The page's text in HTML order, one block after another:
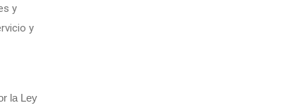
y
y
la Ley